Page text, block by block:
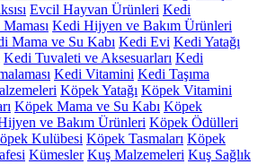
Evcil Hayvan Ürünleri Kedi
Kedi Hijyen ve Bakım Ürünleri
Mama ve Su Kabı Kedi Evi Kedi Yatağı
Kedi Tuvaleti ve Aksesuarları Kedi
Kedi Vitamini Kedi Taşıma
Köpek Yatağı Köpek Vitamini
Köpek Mama ve Su Kabı Köpek
ve Bakım Ürünleri Köpek Ödülleri
Kulübesi Köpek Tasmaları Köpek
Kümesler Kuş Malzemeleri Kuş Sağlık